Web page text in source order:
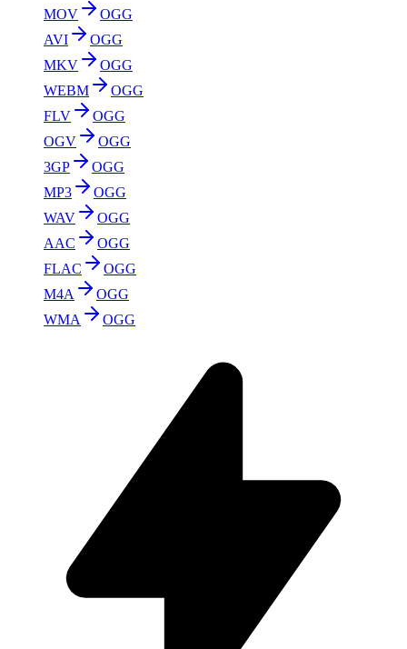
MOV
OGG
AVI
OGG
MKV
OGG
WEBM
OGG
FLV
OGG
OGV
OGG
3GP
OGG
MP3
OGG
WAV
OGG
AAC
OGG
FLAC
OGG
M4A
OGG
WMA
OGG